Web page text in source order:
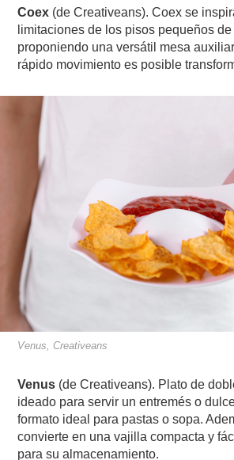
Coex (de Creativeans). Coex se
limitaciones de los pisos pequeños
proponiendo una versátil mesa
rápido movimiento es posible
Venus, Creativeans
Venus (de Creativeans). Plato de
ideado para servir un entremés o
formato ideal para pastas o sopa.
convierte en una vajilla compacta y
para su almacenamiento.